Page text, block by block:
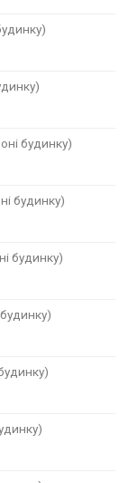
будинку)
будинку)
будинку)